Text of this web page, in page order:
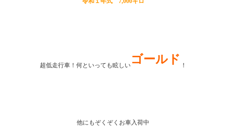
超低走行車！何といっても眩しい ゴールド ！
他にもぞくぞくお車入荷中